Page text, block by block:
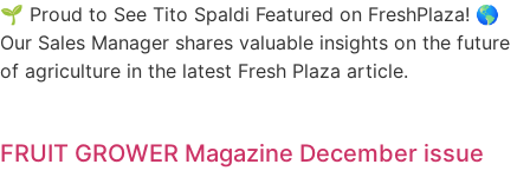
🌱 Proud to See Tito Spaldi Featured on FreshPlaza! 🌎
Our Sales Manager shares valuable insights on the future
of agriculture in the latest Fresh Plaza article.
FRUIT GROWER Magazine December issue